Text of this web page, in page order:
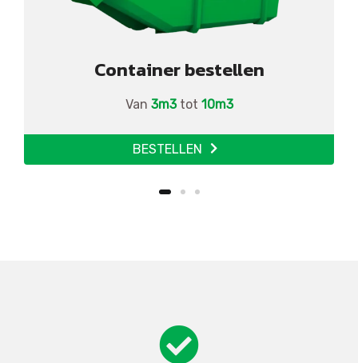
Container bestellen
Van 3m3 tot 10m3
BESTELLEN